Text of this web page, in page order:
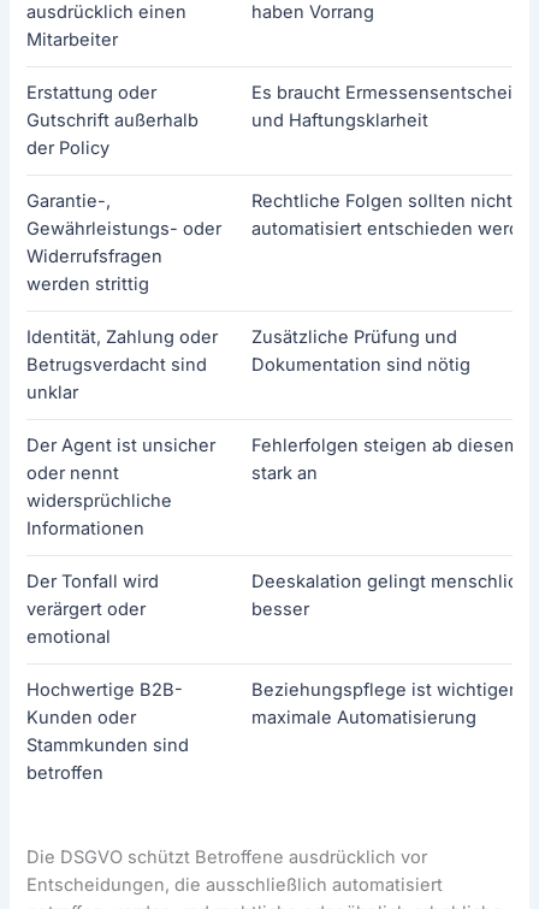
ausdrücklich einen
Mitarbeiter
haben Vorrang
Erstattung oder
Gutschrift außerhalb
der Policy
Es braucht
und Haftungsklarheit
Garantie-,
Gewährleistungs- oder
Widerrufsfragen
werden strittig
Rechtliche Folgen sollten nicht
automatisiert entschieden
Identität, Zahlung oder
Betrugsverdacht sind
unklar
Zusätzliche Prüfung und
Dokumentation sind nötig
Der Agent ist unsicher
oder nennt
widersprüchliche
Informationen
Fehlerfolgen steigen ab diesem
stark an
Der Tonfall wird
verärgert oder
emotional
Deeskalation gelingt menschlich
besser
Hochwertige B2B-
Kunden oder
Stammkunden sind
betroffen
Beziehungspflege ist wichtiger
maximale Automatisierung
Die DSGVO schützt Betroffene ausdrücklich vor
Entscheidungen, die ausschließlich automatisiert